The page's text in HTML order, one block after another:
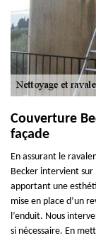
Couverture
façade
En assurant le
Becker intervient
apportant une
mise en place d’un
l’enduit. Nous
si nécessaire. En